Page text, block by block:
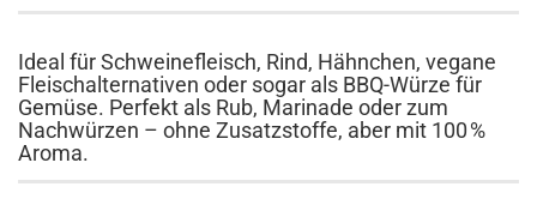
Ideal für Schweinefleisch, Rind, Hähnchen, vegane
Fleischalternativen oder sogar als BBQ-Würze für
Gemüse. Perfekt als Rub, Marinade oder zum
Nachwürzen – ohne Zusatzstoffe, aber mit 100 %
Aroma.